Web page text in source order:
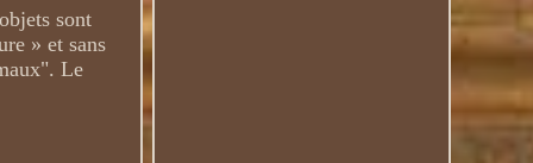
sont
» et sans
Le